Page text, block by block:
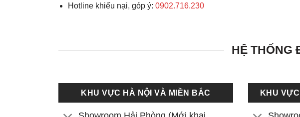
Hotline khiếu nại, góp ý:0902.716.230
HỆ THỐNG
KHU VỰC HÀ NỘI VÀ MIỀN BẮC KHU